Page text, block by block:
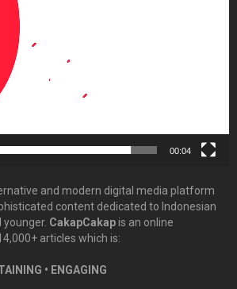
00:04
and modern digital media platform
content dedicated to Indonesian
CakapCakapis an online
articles which is:
• ENGAGING